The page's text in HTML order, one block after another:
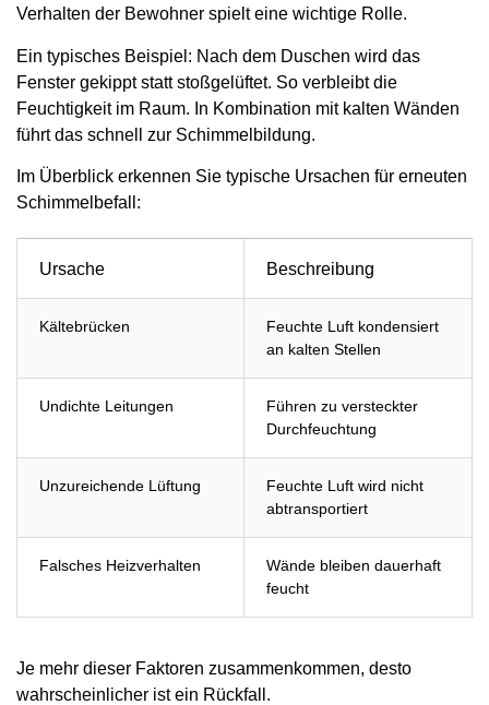
Verhalten der Bewohner spielt eine wichtige Rolle.
Ein typisches Beispiel: Nach dem Duschen wird das
Fenster gekippt statt stoßgelüftet. So verbleibt die
Feuchtigkeit im Raum. In Kombination mit kalten Wänden
führt das schnell zur Schimmelbildung.
Im Überblick erkennen Sie typische Ursachen für erneuten
Schimmelbefall:
Ursache Beschreibung
Kältebrücken
Feuchte Luft kondensiert
an kalten Stellen
Undichte Leitungen
Führen zu versteckter
Durchfeuchtung
Unzureichende Lüftung
Feuchte Luft wird nicht
abtransportiert
Falsches Heizverhalten
Wände bleiben dauerhaft
feucht
Je mehr dieser Faktoren zusammenkommen, desto
wahrscheinlicher ist ein Rückfall.